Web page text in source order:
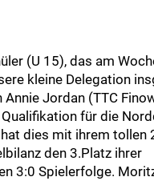
(U 15), das am
kleine Delegation
Jordan (TTC
für die
dies mit ihrem tollen
den 3.Platz ihrer
3:0 Spielerfolge.